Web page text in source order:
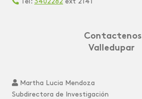
Tel: 3402282 ext 2141
Contactenos
Valledupar
Martha Lucia Mendoza
Subdirectora de Investigación